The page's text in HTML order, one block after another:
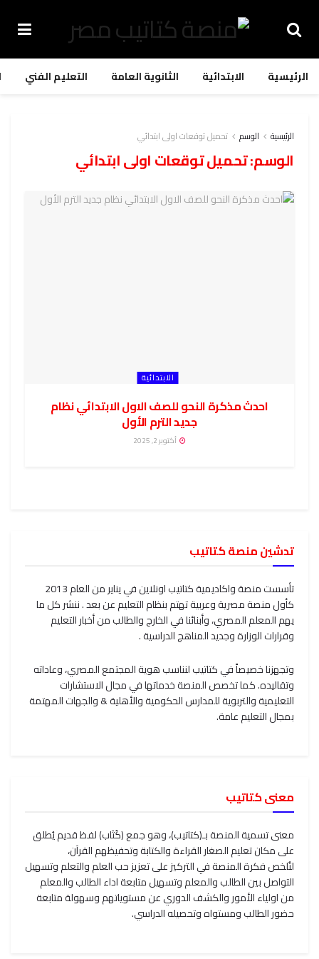
الرئيسية الابتدائية الثانوية العامة التعليم الفني
الرئيسية الوسم تحميل توقعات اولى ابتدائي
الوسم:تحميل توقعات اولى ابتدائي
الابتدائية
احدث مذكرة النحو للصف الاول الابتدائي نظام
جديد الترم الأول
أكتوبر 2, 2025
تدشين منصة كتاتيب
تأسست منصة واكاديمية كتاتيب اونلاين في يناير من العام 2013
كأول منصة مصرية وعربية تهتم بنظام التعليم عن بعد . ننشر كل ما
يهم المعلم المصري، وأبنائنا في الخارج والطالب من أخبار التعليم
وقرارات الوزارة وجديد المناهج الدراسية .
وتجهزنا خصيصاً في كتاتيب لنناسب هوية المجتمع المصري، وعاداته
وتقاليده. كما تخصص المنصة خدماتها في مجال الاستشارات
التعليمية والتربوية للمدارس الحكومية والأهلية & والجهات المهتمة
بمجال التعليم عامة.
معنى كتاتيب
معنى تسمية المنصة بـ(كتاتيب)، وهو جمع (كُتَاب) لفظ قديم يُطلق
على مكان تعليم الصغار القراءة والكتابة وتحفيظهم القرآن،
لتُلخص فكرة المنصة في التركيز على تعزيز حب العلم والتعلم وتسهيل
التواصل بين الطالب والمعلم وتسهيل متابعة اداء الطالب والمعلم
من اولياء الأمور والكشف الدوري عن مستوياتهم وسهولة متابعة
حضور الطالب ومستواه وتحصيله الدراسي.